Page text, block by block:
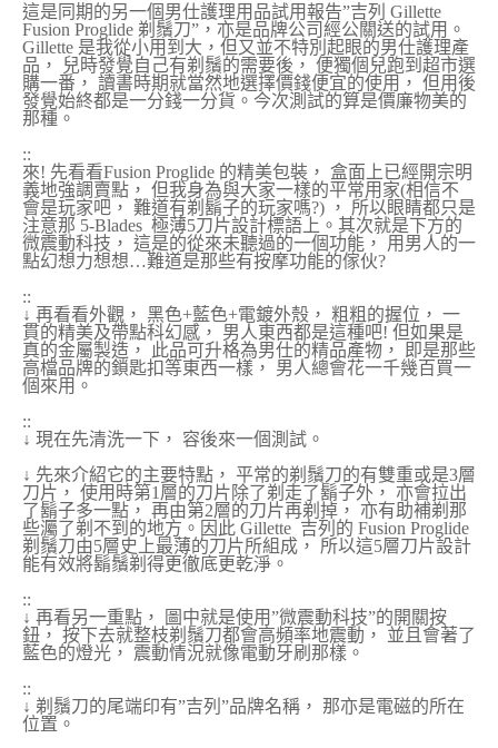
這是同期的另一個男仕護理用品試用報告”吉列 Gillette
Fusion Proglide 剃鬚刀”，亦是品牌公司經公關送的試用。
Gillette 是我從小用到大，但又並不特別起眼的男仕護理產
品， 兒時發覺自己有剃鬚的需要後， 便獨個兒跑到超市選
購一番， 讀書時期就當然地選擇價錢便宜的使用， 但用後
發覺始終都是一分錢一分貨。今次測試的算是價廉物美的
那種。
::
來! 先看看Fusion Proglide 的精美包裝， 盒面上已經開宗明
義地強調賣點， 但我身為與大家一樣的平常用家(相信不
會是玩家吧， 難道有剃鬍子的玩家嗎?) ， 所以眼睛都只是
注意那 5-Blades 極薄5刀片設計標語上。其次就是下方的
微震動科技， 這是的從來未聽過的一個功能， 用男人的一
點幻想力想想…難道是那些有按摩功能的傢伙?
::
↓ 再看看外觀， 黑色+藍色+電鍍外殼， 粗粗的握位， 一
貫的精美及帶點科幻感， 男人東西都是這種吧! 但如果是
真的金屬製造， 此品可升格為男仕的精品產物， 即是那些
高檔品牌的鎖匙扣等東西一樣， 男人總會花一千幾百買一
個來用。
::
↓ 現在先清洗一下， 容後來一個測試。
↓ 先來介紹它的主要特點， 平常的剃鬚刀的有雙重或是3層
刀片， 使用時第1層的刀片除了剃走了鬍子外， 亦會拉出
了鬍子多一點， 再由第2層的刀片再剃掉， 亦有助補剃那
些灟了剃不到的地方。因此 Gillette 吉列的 Fusion Proglide
剃鬚刀由5層史上最薄的刀片所組成， 所以這5層刀片設計
能有效將鬍鬚剃得更徹底更乾淨。
::
↓ 再看另一重點， 圖中就是使用”微震動科技”的開關按
鈕， 按下去就整枝剃鬚刀都會高頻率地震動， 並且會著了
藍色的燈光， 震動情況就像電動牙刷那樣。
::
↓ 剃鬚刀的尾端印有”吉列”品牌名稱， 那亦是電磁的所在
位置。